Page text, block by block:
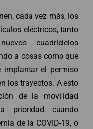
cada vez más, los
eléctricos, tanto
cuadriciclos
a cosas como que
implantar el permiso
los trayectos. A esto
de la movilidad
prioridad cuando
de la COVID-19, o